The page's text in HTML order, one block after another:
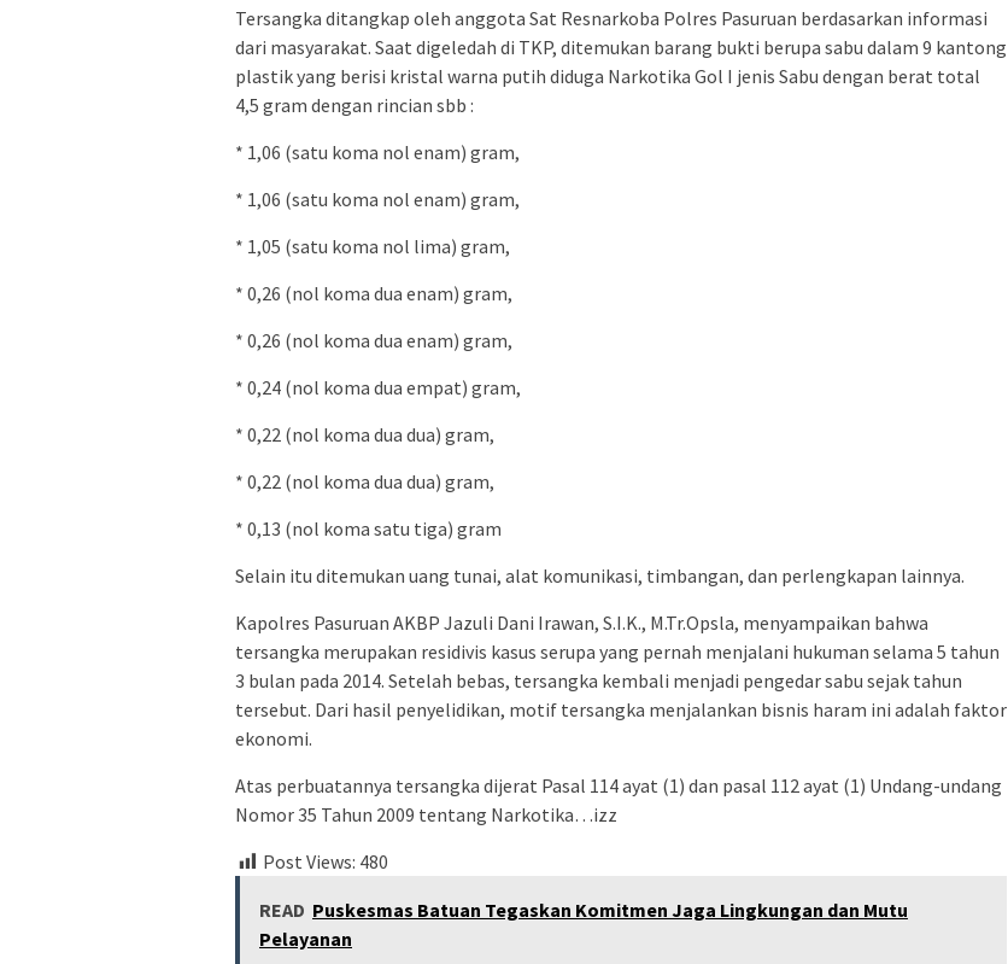
Tersangka ditangkap oleh anggota Sat Resnarkoba Polres Pasuruan berdasarkan informasi
dari masyarakat. Saat digeledah di TKP, ditemukan barang bukti berupa sabu dalam 9 kantong
plastik yang berisi kristal warna putih diduga Narkotika Gol I jenis Sabu dengan berat total
4,5 gram dengan rincian sbb :
* 1,06 (satu koma nol enam) gram,
* 1,06 (satu koma nol enam) gram,
* 1,05 (satu koma nol lima) gram,
* 0,26 (nol koma dua enam) gram,
* 0,26 (nol koma dua enam) gram,
* 0,24 (nol koma dua empat) gram,
* 0,22 (nol koma dua dua) gram,
* 0,22 (nol koma dua dua) gram,
* 0,13 (nol koma satu tiga) gram
Selain itu ditemukan uang tunai, alat komunikasi, timbangan, dan perlengkapan lainnya.
Kapolres Pasuruan AKBP Jazuli Dani Irawan, S.I.K., M.Tr.Opsla, menyampaikan bahwa
tersangka merupakan residivis kasus serupa yang pernah menjalani hukuman selama 5 tahun
3 bulan pada 2014. Setelah bebas, tersangka kembali menjadi pengedar sabu sejak tahun
tersebut. Dari hasil penyelidikan, motif tersangka menjalankan bisnis haram ini adalah faktor
ekonomi.
Atas perbuatannya tersangka dijerat Pasal 114 ayat (1) dan pasal 112 ayat (1) Undang-undang
Nomor 35 Tahun 2009 tentang Narkotika…izz
Post Views: 480
READ Puskesmas Batuan Tegaskan Komitmen Jaga Lingkungan dan Mutu
Pelayanan